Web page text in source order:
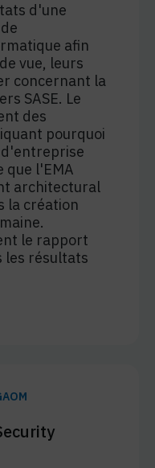
d'une
afin
vue, leurs
concernant la
SASE. Le
des
pourquoi
d'entreprise
que l'EMA
architectural
la création
le rapport
les résultats